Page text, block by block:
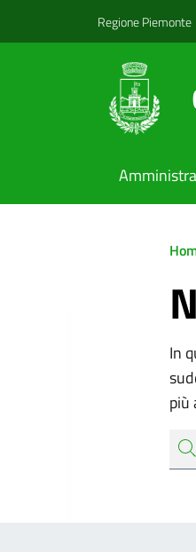
Regione Piemonte
In
più
cerca